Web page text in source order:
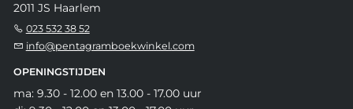
2011 JS Haarlem
023 532 38 52
info@pentagramboekwinkel.com
OPENINGSTIJDEN
ma: 9.30 - 12.00 en 13.00 - 17.00 uur